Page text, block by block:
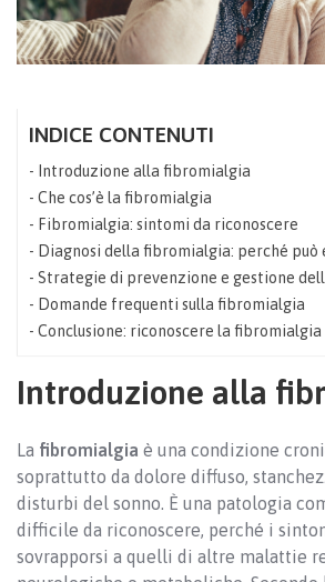
INDICE CONTENUTI
Introduzione alla fibromialgia
Che cos’è la fibromialgia
Fibromialgia: sintomi da riconoscere
Diagnosi della fibromialgia: perché può
Strategie di prevenzione e gestione
Domande frequenti sulla fibromialgia
Conclusione: riconoscere la
Introduzione alla
La fibromialgia è una condizione
soprattutto da dolore diffuso,
disturbi del sonno. È una patologia
difficile da riconoscere, perché i
sovrapporsi a quelli di altre malattie